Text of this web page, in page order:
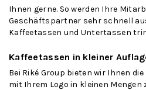
Ihnen gerne. So werden Ihre
Geschäftspartner sehr schnell
Kaffeetassen und Untertassen
Kaffeetassen in kleiner
Bei Riké Group bieten wir Ihnen
mit Ihrem Logo in kleinen Mengen